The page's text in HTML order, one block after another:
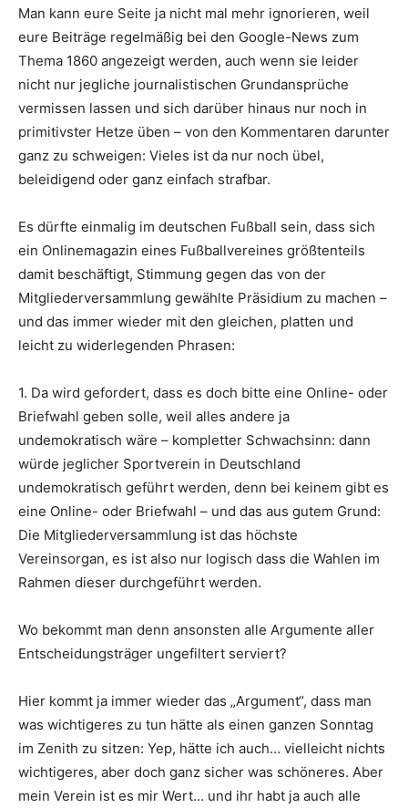
Man kann eure Seite ja nicht mal mehr ignorieren, weil
eure Beiträge regelmäßig bei den Google-News zum
Thema 1860 angezeigt werden, auch wenn sie leider
nicht nur jegliche journalistischen Grundansprüche
vermissen lassen und sich darüber hinaus nur noch in
primitivster Hetze üben – von den Kommentaren darunter
ganz zu schweigen: Vieles ist da nur noch übel,
beleidigend oder ganz einfach strafbar.
Es dürfte einmalig im deutschen Fußball sein, dass sich
ein Onlinemagazin eines Fußballvereines größtenteils
damit beschäftigt, Stimmung gegen das von der
Mitgliederversammlung gewählte Präsidium zu machen –
und das immer wieder mit den gleichen, platten und
leicht zu widerlegenden Phrasen:
1. Da wird gefordert, dass es doch bitte eine Online- oder
Briefwahl geben solle, weil alles andere ja
undemokratisch wäre – kompletter Schwachsinn: dann
würde jeglicher Sportverein in Deutschland
undemokratisch geführt werden, denn bei keinem gibt es
eine Online- oder Briefwahl – und das aus gutem Grund:
Die Mitgliederversammlung ist das höchste
Vereinsorgan, es ist also nur logisch dass die Wahlen im
Rahmen dieser durchgeführt werden.
Wo bekommt man denn ansonsten alle Argumente aller
Entscheidungsträger ungefiltert serviert?
Hier kommt ja immer wieder das „Argument“, dass man
was wichtigeres zu tun hätte als einen ganzen Sonntag
im Zenith zu sitzen: Yep, hätte ich auch… vielleicht nichts
wichtigeres, aber doch ganz sicher was schöneres. Aber
mein Verein ist es mir Wert… und ihr habt ja auch alle